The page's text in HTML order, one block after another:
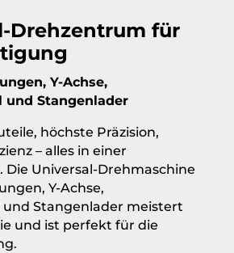
Drehzentrum für
Y-Achse,
und Stangenlader
höchste Präzision,
– alles in einer
Die Universal-Drehmaschine
Y-Achse,
und Stangenlader meistert
und ist perfekt für die